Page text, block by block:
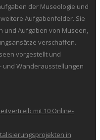
der Museologie und
Aufgabenfelder. Sie
und Aufgaben von Museen,
verschaffen.
vorgestellt und
und Wanderausstellungen
mit 10 Online-
in